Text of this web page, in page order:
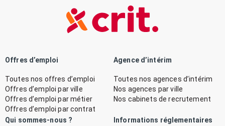
Offres d’emploi
Toutes nos offres d’emploi
Offres d’emploi par ville
Offres d’emploi par métier
Offres d’emploi par contrat
Agence d’intérim
Toutes nos agences d’intérim
Nos agences par ville
Nos cabinets de recrutement
Qui sommes-nous ? Informations réglementaires